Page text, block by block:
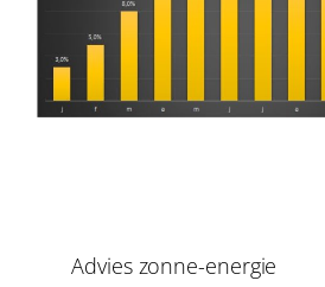
Advies zonne-energie